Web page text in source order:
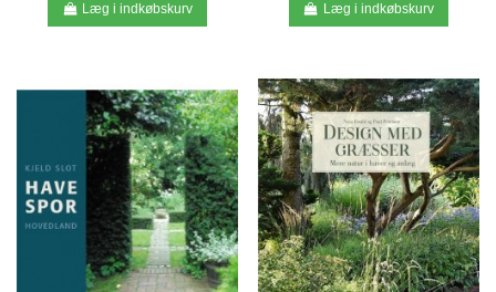
Læg i indkøbskurv Læg i indkøbskurv